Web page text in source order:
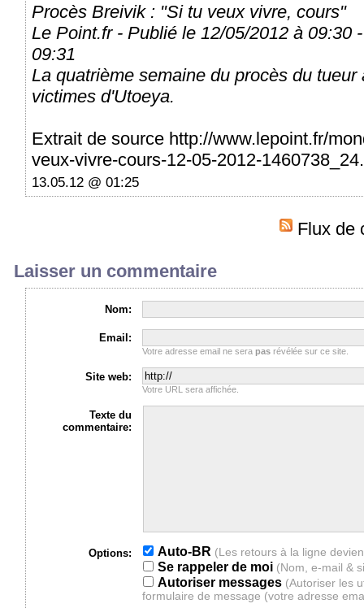
Procès Breivik : "Si tu veux vivre, cours"
Le Point.fr - Publié le 12/05/2012 à 09:30
09:31
La quatrième semaine du procès du
victimes d'Utoeya.
Extrait de source http://www.lepoint.fr/
veux-vivre-cours-12-05-2012-
13.05.12 @ 01:25
Flux de
Laisser un commentaire
Nom:
Email:
Votre adresse email ne serapas révélée sur ce site.
Site web:
Votre URL sera affichée.
Texte du
commentaire:
Options:
Auto-BR
Se rappeler de moi (Nom, e-mail &
Autoriser messages (Autoriser les
formulaire de message (votre adresse